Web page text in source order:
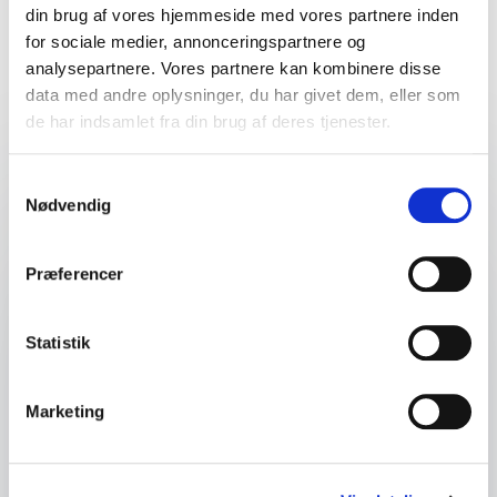
din brug af vores hjemmeside med vores partnere inden
for sociale medier, annonceringspartnere og
analysepartnere. Vores partnere kan kombinere disse
data med andre oplysninger, du har givet dem, eller som
de har indsamlet fra din brug af deres tjenester.
Nødvendig
Præferencer
Statistik
Marketing
Foredrag
Menneskers rolle
og kvante
udvikling – i stedet for at lade os styre af frygt
handlingsorienteret refleksion over teknologiens
bevidst.